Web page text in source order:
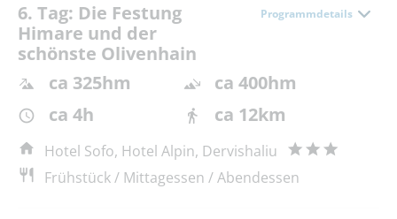
6. Tag: Die Festung
Himare und der
schönste Olivenhain
Programmdetails
ca 325hm
ca 400hm
ca 4h
ca 12km
Hotel Sofo, Hotel Alpin, Dervishaliu
Frühstück / Mittagessen / Abendessen